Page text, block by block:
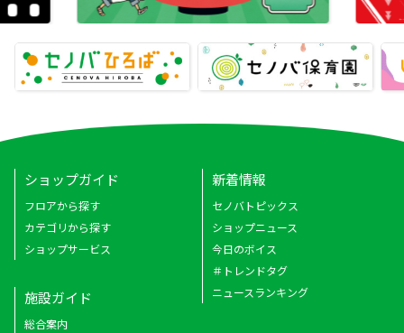
ショップガイド
フロアから探す
カテゴリから探す
ショップサービス
新着情報
セノバトピックス
ショップニュース
今日のボイス
＃トレンドタグ
ニュースランキング
施設ガイド
総合案内